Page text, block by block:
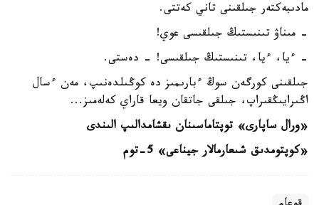
مادىبەكتەر جىلقىنى تاني كەتتى.
- مىناۋ تىنىستىڭ جىلقىسى عوي!
- ءيا، ءيا، تىنىستىڭ جىلقىسى! - دەستى.
جىلقىنى كورگەن سوڭ ءبارىمىز دە كوڭىلدەنىپ، مەن ءسال
اڭىرايىڭقىراپ، جىلقى جاتقان ويعا قاراي كەلەمىز...
«ورال ساپارى» توپتاماسىنان ىقشامدالىپ الىندى
«كوپتومدىق شىعارمالار جيناعى» 5-توم